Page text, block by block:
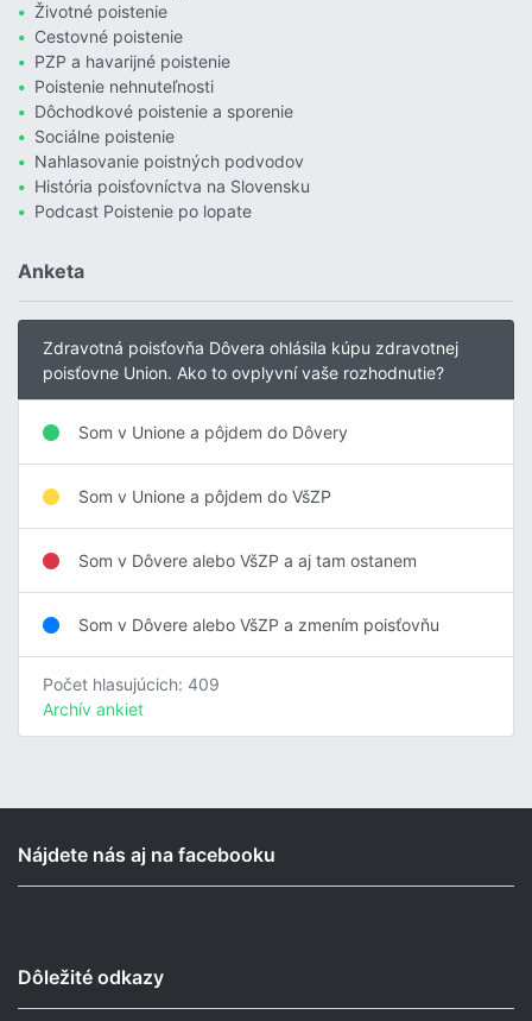
Životné poistenie
Cestovné poistenie
PZP a havarijné poistenie
Poistenie nehnuteľnosti
Dôchodkové poistenie a sporenie
Sociálne poistenie
Nahlasovanie poistných podvodov
História poisťovníctva na Slovensku
Podcast Poistenie po lopate
Anketa
Zdravotná poisťovňa Dôvera ohlásila kúpu zdravotnej
poisťovne Union. Ako to ovplyvní vaše rozhodnutie?
Som v Unione a pôjdem do Dôvery
Som v Unione a pôjdem do VšZP
Som v Dôvere alebo VšZP a aj tam ostanem
Som v Dôvere alebo VšZP a zmením poisťovňu
Počet hlasujúcich: 409
Archív ankiet
Nájdete nás aj na facebooku
Dôležité odkazy